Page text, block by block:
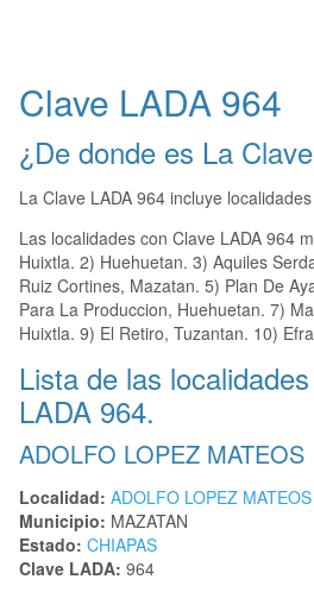
Clave LADA 964
¿De donde es La
La Clave LADA 964 incluye
Las localidades con Clave LADA 964
Huixtla. 2) Huehuetan. 3) Aquiles
Ruiz Cortines, Mazatan. 5) Plan De
Para La Produccion, Huehuetan. 7)
Huixtla. 9) El Retiro, Tuzantan. 10)
Lista de las
LADA 964.
ADOLFO LOPEZ MATEOS
Localidad: ADOLFO LOPEZ MATEOS
Municipio: MAZATAN
Estado: CHIAPAS
Clave LADA: 964